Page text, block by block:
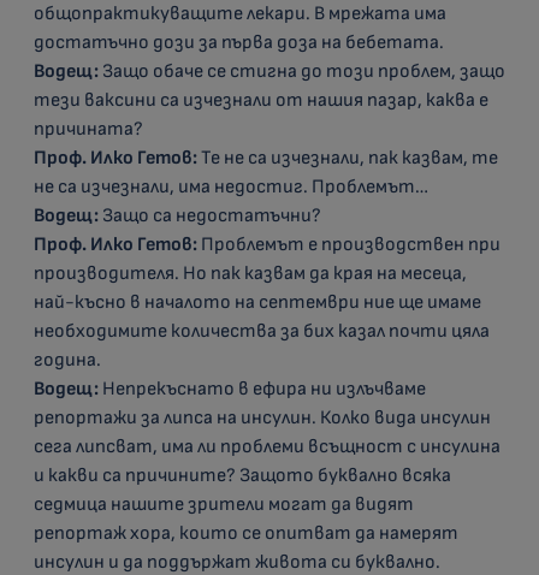
общопрактикуващите лекари. В мрежата има
достатъчно дози за първа доза на бебетата.
Водещ: Защо обаче се стигна до този проблем, защо
тези ваксини са изчезнали от нашия пазар, каква е
причината?
Проф. Илко Гетов:Те не са изчезнали, пак казвам, те
не са изчезнали, има недостиг. Проблемът…
Водещ: Защо са недостатъчни?
Проф. Илко Гетов: Проблемът е производствен при
производителя. Но пак казвам да края на месеца,
най-късно в началото на септември ние ще имаме
необходимите количества за бих казал почти цяла
година.
Водещ: Непрекъснато в ефира ни излъчваме
репортажи за липса на инсулин. Колко вида инсулин
сега липсват, има ли проблеми всъщност с инсулина
и какви са причините? Защото буквално всяка
седмица нашите зрители могат да видят
репортаж хора, които се опитват да намерят
инсулин и да поддържат живота си буквално.